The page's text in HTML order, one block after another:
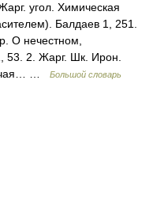
угол. Химическая
Балдаев 1, 251.
О нечестном,
53. 2. Жарг. Шк. Ирон.
…
Большой словарь